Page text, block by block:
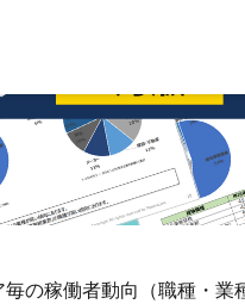
の稼働者動向（職種・業